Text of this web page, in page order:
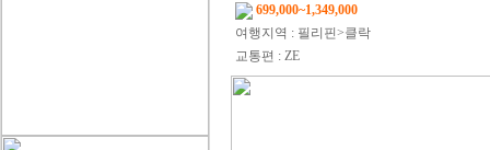
699,000~1,349,000
여행지역 : 필리핀>클락
교통편 : ZE